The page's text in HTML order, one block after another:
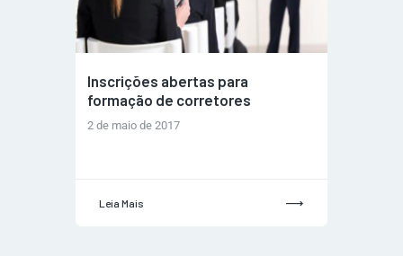
Inscrições abertas para
formação de corretores
2 de maio de 2017
Leia Mais